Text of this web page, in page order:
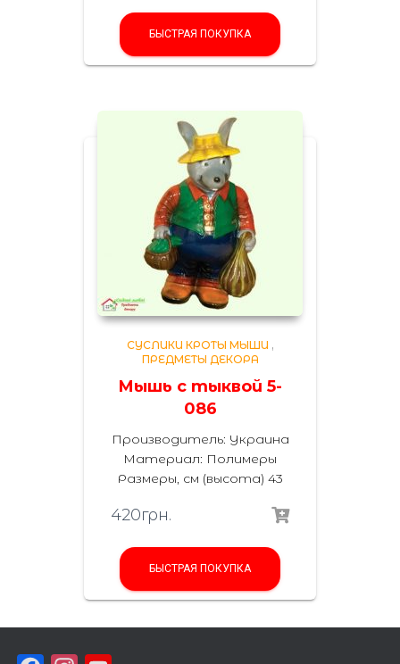
БЫСТРАЯ ПОКУПКА
СУСЛИКИ КРОТЫ МЫШИ ,
ПРЕДМЕТЫ ДЕКОРА
Мышь с тыквой 5-
086
Производитель: Украина
Материал: Полимеры
Размеры, см (высота) 43
420грн.
БЫСТРАЯ ПОКУПКА